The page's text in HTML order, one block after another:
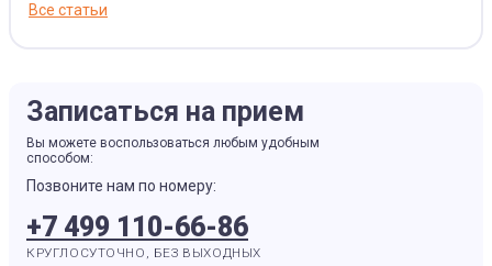
Все статьи
Записаться на прием
Вы можете воспользоваться любым удобным
способом:
Позвоните нам по номеру:
+7 499 110-66-86
КРУГЛОСУТОЧНО, БЕЗ ВЫХОДНЫХ